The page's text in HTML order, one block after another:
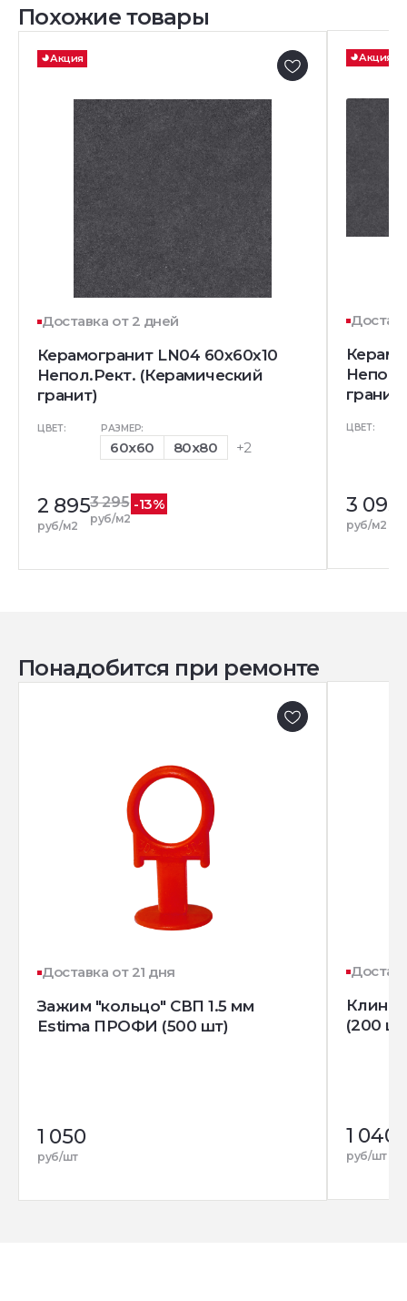
Похожие товары
Акция
Доставка от 2 дней
Керамогранит LN04 60x60x10
Непол.Рект. (Керамический
гранит)
ЦВЕТ: РАЗМЕР:
60x60 80x80 +2
2 895
руб/м2
3 295
руб/м2
-13%
Акция
гранит)
ЦВЕТ:
3 095
руб/м2
Понадобится при ремонте
Доставка от 21 дня
Зажим "кольцо" СВП 1.5 мм
Estima ПРОФИ (500 шт)
1 050
руб/шт
Клин
(200
1 040
руб/шт